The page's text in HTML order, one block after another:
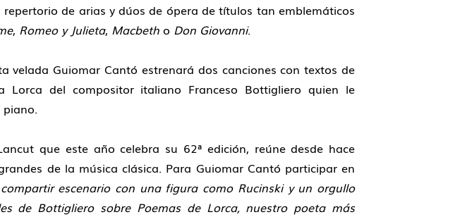
de arias y dúos de ópera de títulos tan emblemáticos
, Romeo y Julieta, Macbetho Don Giovanni.
velada Guiomar Cantó estrenará dos canciones con textos de
Lorca del compositor italiano Franceso Bottigliero quien le
que este año celebra su 62ª edición, reúne desde hace
de la música clásica. Para Guiomar Cantó participar en
escenario con una figura como Rucinski y un orgullo
de Bottigliero sobre Poemas de Lorca, nuestro poeta más